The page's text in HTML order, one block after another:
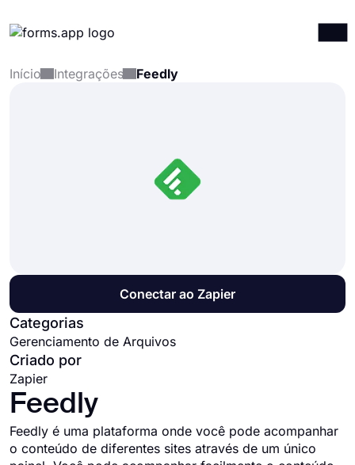
Produtos
Início Integrações Feedly
Conectar ao Zapier
Categorias
Gerenciamento de Arquivos
Criado por
Zapier
Feedly
Feedly é uma plataforma onde você pode acompanhar
o conteúdo de diferentes sites através de um único